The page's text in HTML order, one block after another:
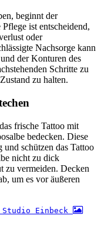
beginnt der
ist entscheidend,
oder
Nachsorge kann
der Konturen des
Schritte zu
zu halten.
frische Tattoo mit
bedecken. Diese
schützen das Tattoo
nicht zu dick
zu vermeiden. Decken
um es vor äußeren